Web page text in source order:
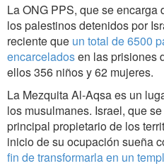
La ONG PPS, que se
los palestinos detenidos por
reciente que un total de 6500
encarceladosen las prisiones
ellos 356 niños y 62 mujeres.
La Mezquita Al-Aqsa es un
los musulmanes. Israel, que
principal propietario de los
inicio de su ocupación sueña
fin de transformarla en un